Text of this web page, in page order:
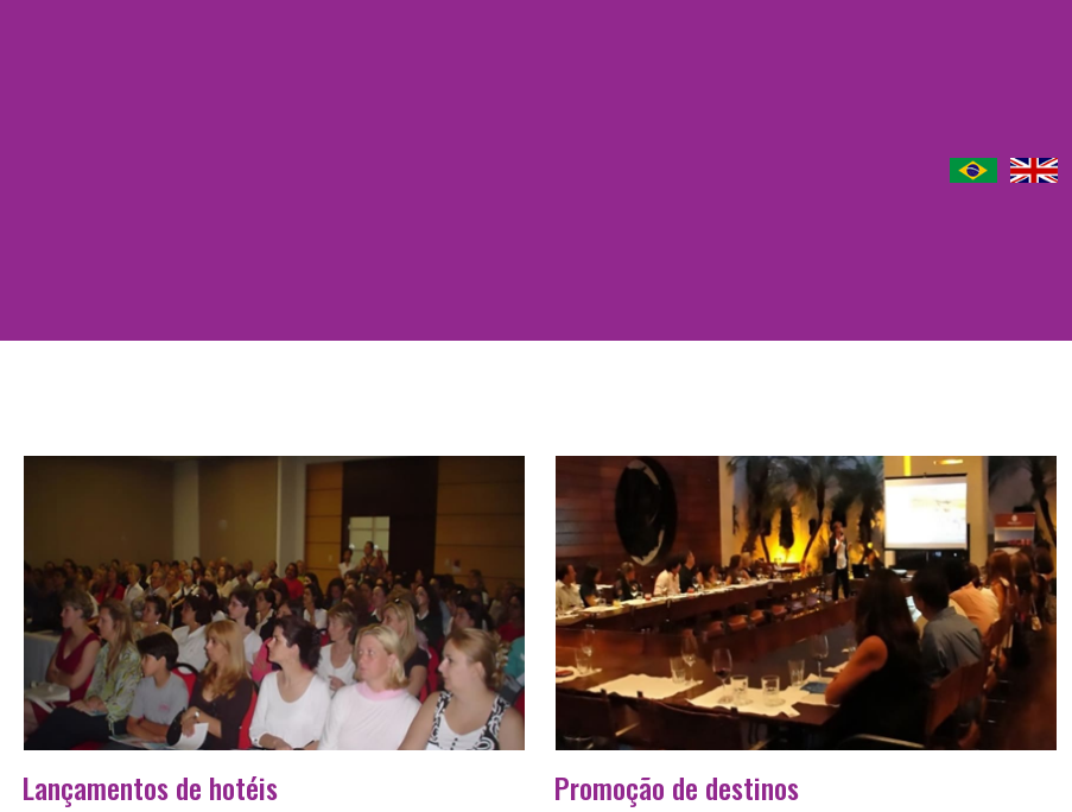
Lançamentos de hotéis Promoção de destinos